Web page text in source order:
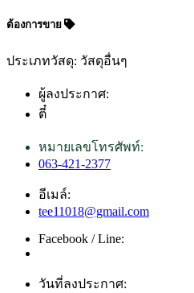
ต้องการขาย
ประเภทวัสดุ: วัสดุอื่นๆ
ผู้ลงประกาศ:
ตี๋
หมายเลขโทรศัพท์:
063-421-2377
อีเมล์:
tee11018@gmail.com
Facebook / Line:
วันที่ลงประกาศ: